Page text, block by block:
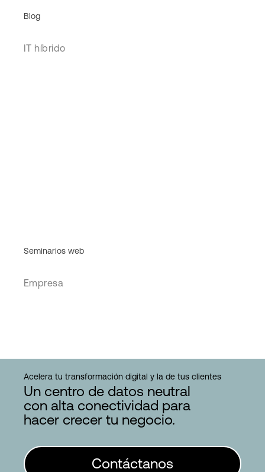
Blog
IT híbrido
Seminarios web
Empresa
Acelera tu transformación digital y la de tus clientes
Un centro de datos neutral
con alta conectividad para
hacer crecer tu negocio.
Contáctanos